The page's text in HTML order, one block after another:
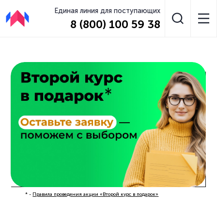
Единая линия для поступающих
8 (800) 100 59 38
* - Правила проведения акции «Второй курс в подарок»